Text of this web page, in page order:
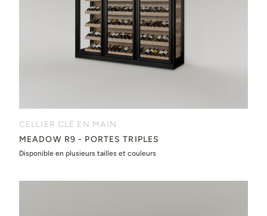
CELLIER CLÉ EN MAIN
MEADOW R9 - PORTES TRIPLES
Disponible en plusieurs tailles et couleurs